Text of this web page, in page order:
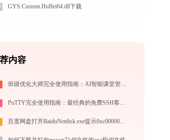
GYS.Custom.HuBei64.dll下载
内容
班级优化大师完全使用指南：AI智能课堂管理的注册、实操与效率提升全攻略（2026最新）
PuTTY完全使用指南：最经典的免费SSH客户端从连接到精通（2026最新）
百度网盘打开BaiduNetdisk.exe提示0xc000007b错误码怎么办